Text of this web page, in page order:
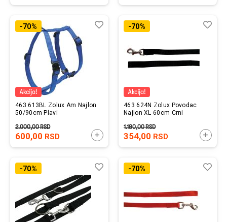
-70%
463 613BL Zolux Am Najlon
50/90cm Plavi
600,00 RSD
2.000,00RSD
DODAJTE U KORPU
Lista
Uporedi-70%
463 624N Zolux Povodac
Najlon XL 60cm Crni
354,00 RSD
1.180,00RSD
-70%
Lista
Uporedi-70%